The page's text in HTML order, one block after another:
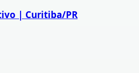
| Curitiba/PR